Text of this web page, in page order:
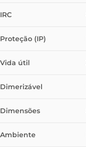
IRC
Proteção (IP)
Vida útil
Dimerizável
Dimensões
Ambiente